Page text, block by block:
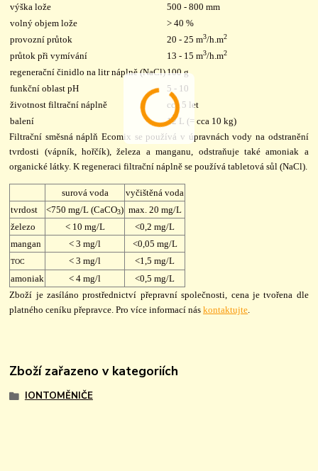
výška lože
500 - 800 mm
volný objem lože
> 40 %
provozní průtok
20 - 25 m3/h.m2
průtok při vymívání 13 - 15 m3/h.m2
regenerační činidlo na litr náplně (NaCl)100 g
funkční oblast pH
5 - 10
životnost filtrační náplně
cca 5 let
balení
12 L (= cca 10 kg)
Filtrační směsná náplň Ecomix se používá v úpravnách vody na odstranění
tvrdosti (vápník, hořčík), železa a manganu, odstraňuje také amoniak a
organické látky. K regeneraci filtrační náplně se používá tabletová sůl (NaCl).
surová voda
vyčištěná voda
tvrdost
<750 mg/L (CaCO3) max. 20 mg/L
železo
< 10 mg/L
<0,2 mg/L
mangan
< 3 mg/l <0,05 mg/L
TOC < 3 mg/l
<1,5 mg/L
amoniak
< 4 mg/l
<0,5 mg/L
Zboží je zasíláno prostřednictví přepravní společnosti, cena je tvořena dle
platného ceníku přepravce. Pro více informací náskontaktujte
Zboží zařazeno v kategoriích
IONTOMĚNIČE